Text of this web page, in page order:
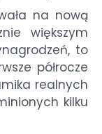
na nową
większym
to
półrocze
realnych
kilku